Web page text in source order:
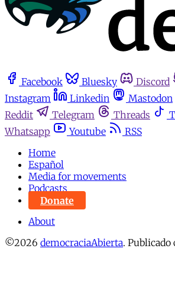
Facebook Bluesky Discord
Instagram
Linkedin Mastodon
Reddit
Telegram Threads
Whatsapp
Youtube
RSS
Home
Español
Media for movements
Podcasts
Donate
About
©2026 democraciaAbierta. Publicado